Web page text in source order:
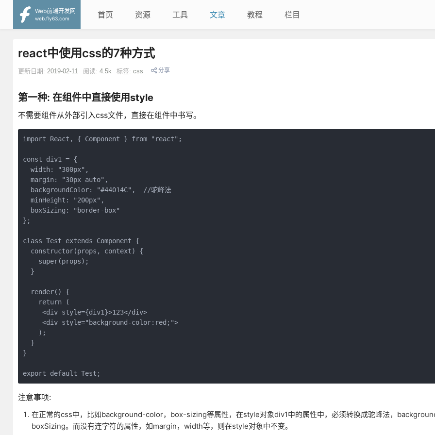
Web前端开发网
web.fly63.com
首页 资源 工具 文章 教程 栏目
react中使用css的7种方式
更新日期: 2019-02-11 阅读: 4.5k 标签: css 分享
第一种: 在组件中直接使用style
不需要组件从外部引入css文件，直接在组件中书写。
import React, { Component } from "react";
const div1 = {
  width: "300px",
  margin: "30px auto",
  backgroundColor: "#44014C",  //驼峰法
  minHeight: "200px",
  boxSizing: "border-box"
};
class Test extends Component {
  constructor(props, context) {
    super(props);
  }
  render() {
    return (
     <div style={div1}>123</div>
     <div style="background-color:red;">
    );
  }
}
export default Test;
注意事项:
在正常的css中，比如background-color，box-sizing等属性，在style对象div1中的属性中，必须转换成驼峰法，
boxSizing。而没有连字符的属性，如margin，width等，则在style对象中不变。